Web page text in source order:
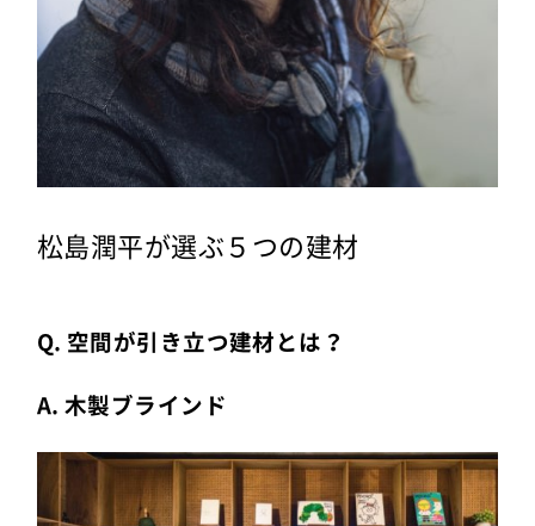
松島潤平が選ぶ５つの建材
Q. 空間が引き立つ建材とは？
A. 木製ブラインド